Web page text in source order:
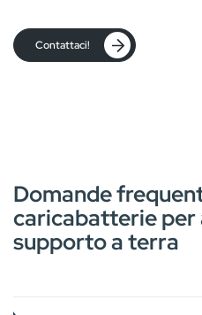
Contattaci!
Domande
caricabatterie
supporto a terra